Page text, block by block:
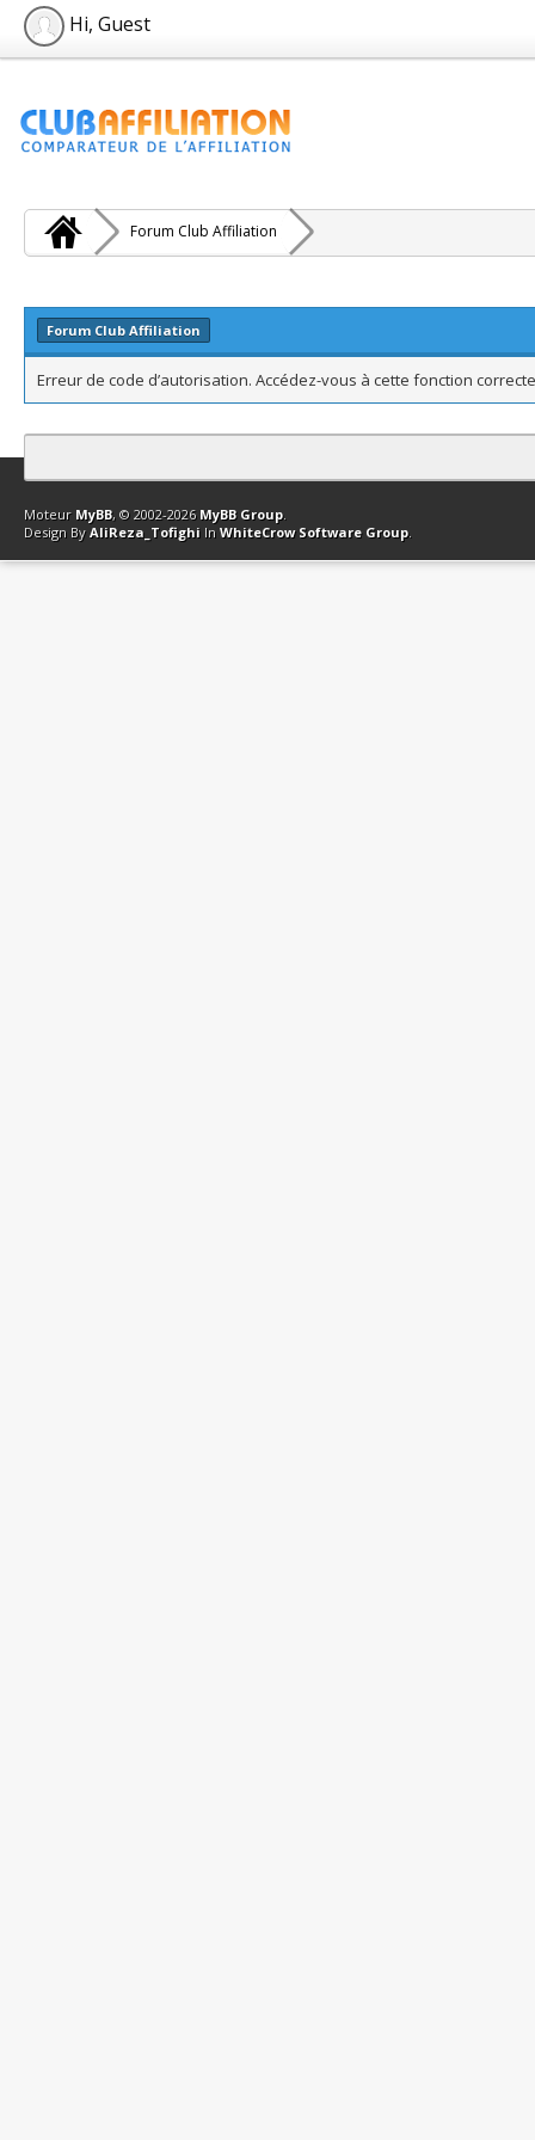
Hi, Guest
Forum Club Affiliation
Forum Club Affiliation
Erreur de code d’autorisation. Accédez-vous à cette fonction
Contact Club Affiliation Retourner en haut Version bas-débit
Moteur MyBB, © 2002-2026 MyBB Group.
Design By AliReza_Tofighi In WhiteCrow Software Group.